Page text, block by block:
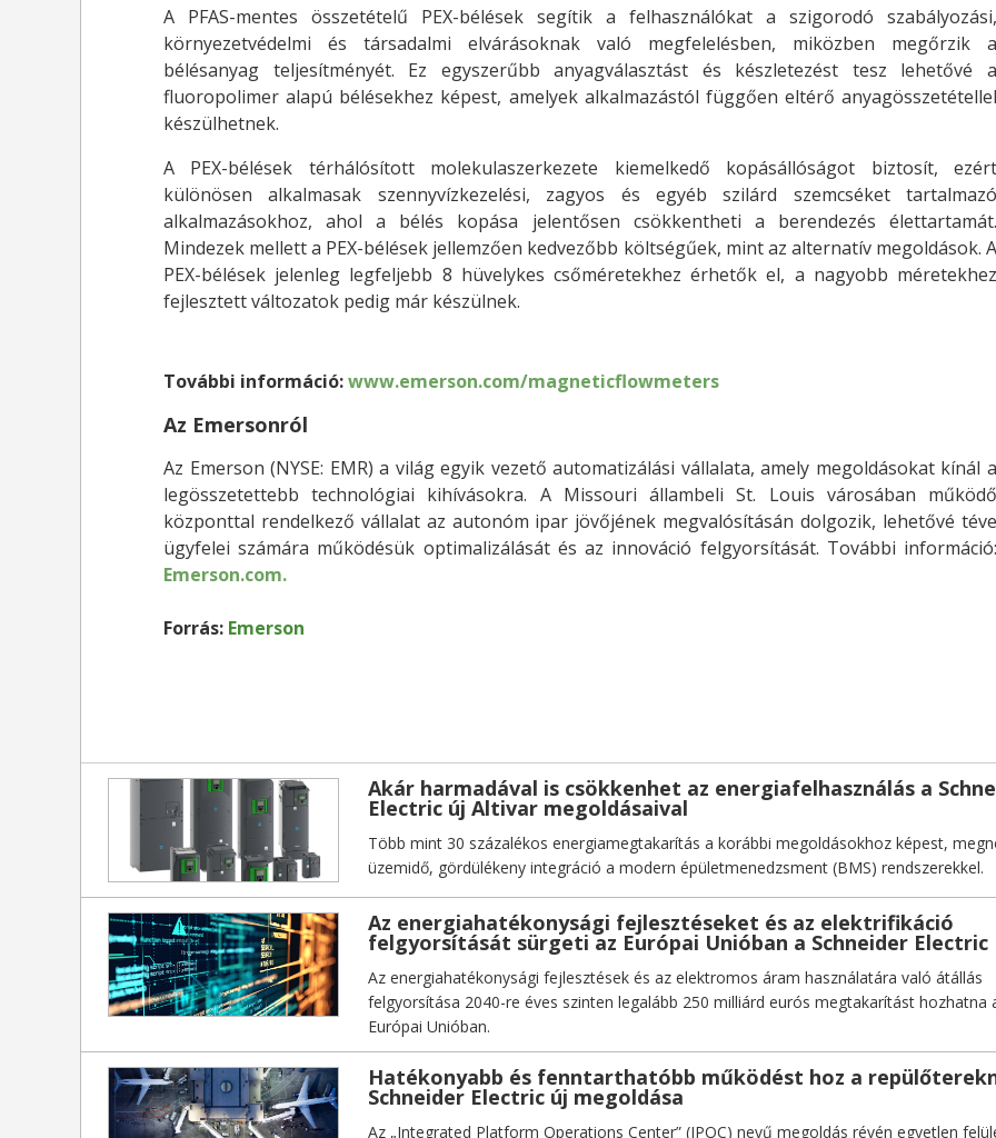
A PFAS-mentes összetételű PEX-bélések segítik a felhasználókat a szigorodó szabályozási,
környezetvédelmi és társadalmi elvárásoknak való megfelelésben, miközben megőrzik a
bélésanyag teljesítményét. Ez egyszerűbb anyagválasztást és készletezést tesz lehetővé a
fluoropolimer alapú bélésekhez képest, amelyek alkalmazástól függően eltérő anyagösszetétellel
készülhetnek.
A PEX-bélések térhálósított molekulaszerkezete kiemelkedő kopásállóságot biztosít, ezért
különösen alkalmasak szennyvízkezelési, zagyos és egyéb szilárd szemcséket tartalmazó
alkalmazásokhoz, ahol a bélés kopása jelentősen csökkentheti a berendezés élettartamát.
Mindezek mellett a PEX-bélések jellemzően kedvezőbb költségűek, mint az alternatív megoldások. A
PEX-bélések jelenleg legfeljebb 8 hüvelykes csőméretekhez érhetők el, a nagyobb méretekhez
fejlesztett változatok pedig már készülnek.
További információ:www.emerson.com/magneticflowmeters
Az Emersonról
Az Emerson (NYSE: EMR) a világ egyik vezető automatizálási vállalata, amely megoldásokat kínál a
legösszetettebb technológiai kihívásokra. A Missouri állambeli St. Louis városában működő
központtal rendelkező vállalat az autonóm ipar jövőjének megvalósításán dolgozik, lehetővé téve
ügyfelei számára működésük optimalizálását és az innováció felgyorsítását. További információ:
Emerson.com.
Forrás: Emerson
Akár harmadával is csökkenhet az energiafelhasználás a
Electric új Altivar megoldásaival
Több mint 30 százalékos energiamegtakarítás a korábbi megoldásokhoz képest,
üzemidő, gördülékeny integráció a modern épületmenedzsment (BMS) rendszerekkel.
Az energiahatékonysági fejlesztéseket és az elektrifikáció
felgyorsítását sürgeti az Európai Unióban a Schneider Electric
Az energiahatékonysági fejlesztések és az elektromos áram használatára való átállás
felgyorsítása 2040-re éves szinten legalább 250 milliárd eurós megtakarítást hozhatna
Európai Unióban.
Hatékonyabb és fenntarthatóbb működést hoz a
Schneider Electric új megoldása
Az „Integrated Platform Operations Center” (IPOC) nevű megoldás révén egyetlen